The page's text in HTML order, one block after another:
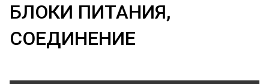
БЛОКИ ПИТАНИЯ,
СОЕДИНЕНИЕ